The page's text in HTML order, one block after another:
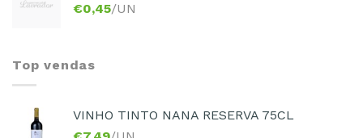
€0,45/UN
Top vendas
VINHO TINTO NANA RESERVA 75CL